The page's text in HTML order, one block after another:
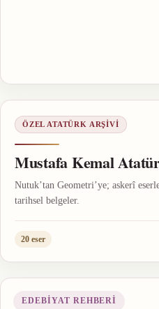
ÖZEL ATATÜRK ARŞIVI
Mustafa Kemal
Nutuk’tan Geometri’ye; askerî
tarihsel belgeler.
20 eser
EDEBIYAT REHBERI